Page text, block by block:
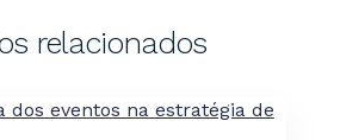
relacionados